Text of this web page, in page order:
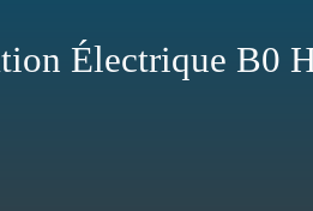
Électrique B0